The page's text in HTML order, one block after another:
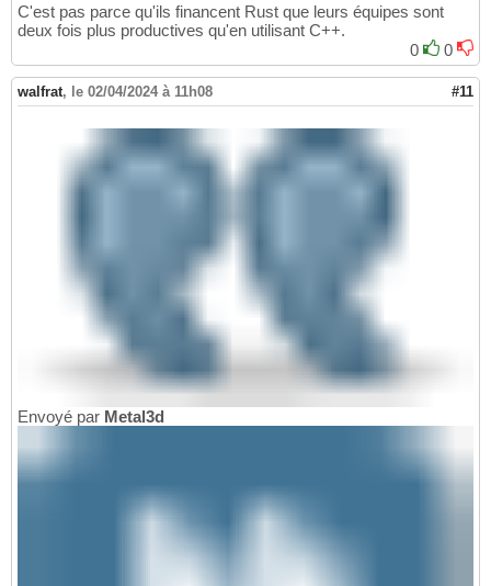
C'est pas parce qu'ils financent Rust que leurs équipes sont
deux fois plus productives qu'en utilisant C++.
0
0
walfrat, le 02/04/2024 à 11h08 #11
Envoyé par Metal3d